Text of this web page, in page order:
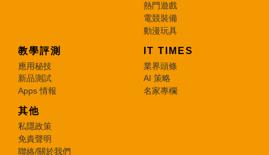
熱門遊戲
電競裝備
動漫玩具
教學評測
應用秘技
新品測試
Apps 情報
IT TIMES
業界頭條
AI 策略
名家專欄
其他
私隱政策
免責聲明
聯絡/關於我們